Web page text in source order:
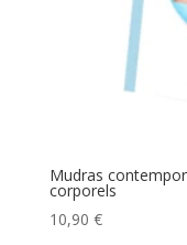
Mudras
corporels
10,90 €